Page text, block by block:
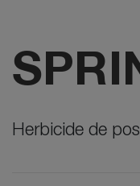
Herbicide de